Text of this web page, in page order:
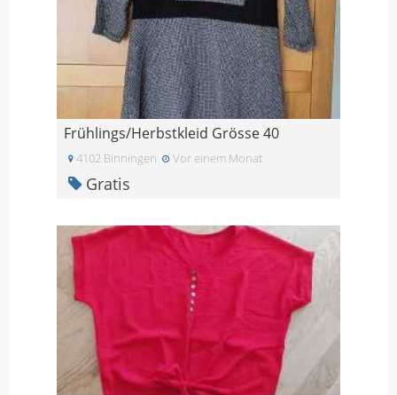
Frühlings/Herbstkleid Grösse 40
4102 Binningen Vor einem Monat
Gratis